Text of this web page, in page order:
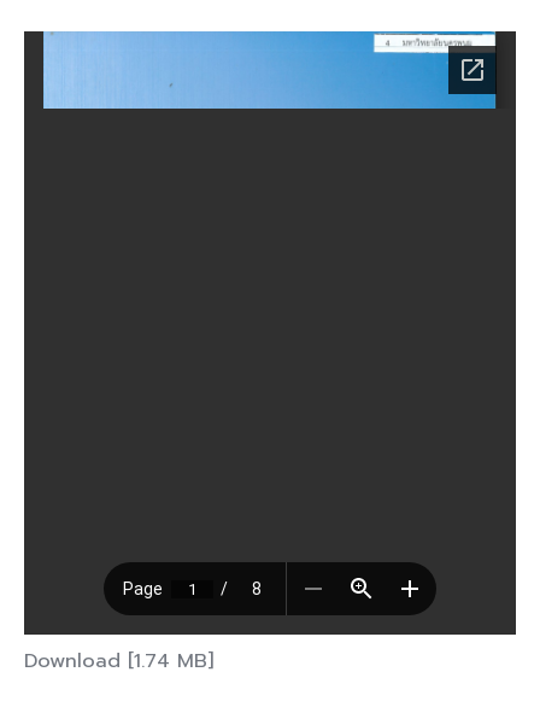
Download [1.74 MB]